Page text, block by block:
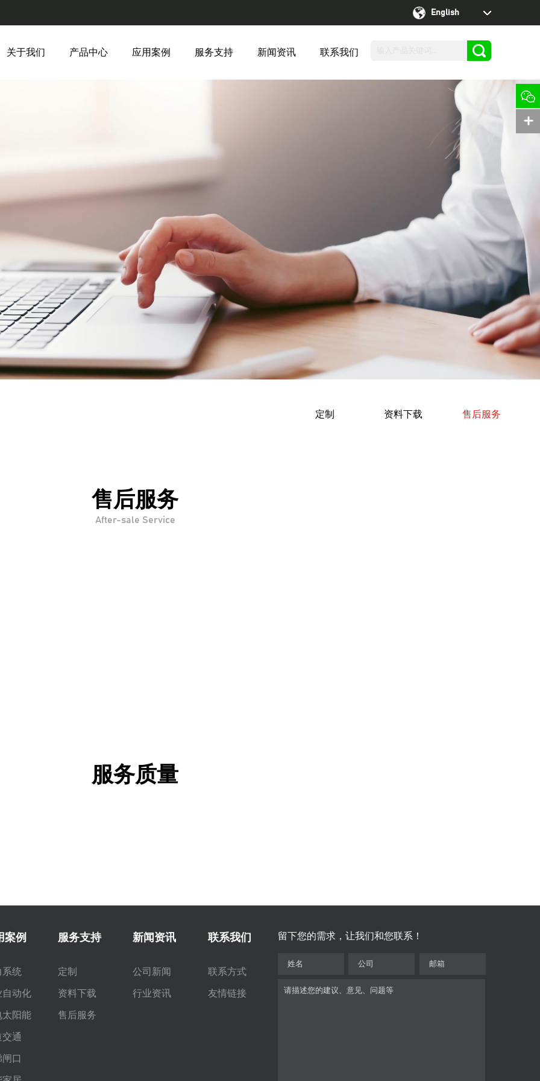
English
关于我们 产品中心 应用案例 服务支持 新闻资讯 联系我们
定制 资料下载 售后服务
售后服务
After-sale Service
服务质量
案例
系统
自动化
太阳能
交通
口
服务支持
定制
资料下载
售后服务
新闻资讯
公司新闻
行业资讯
联系我们
联系方式
友情链接
留下您的需求，让我们和您联系！